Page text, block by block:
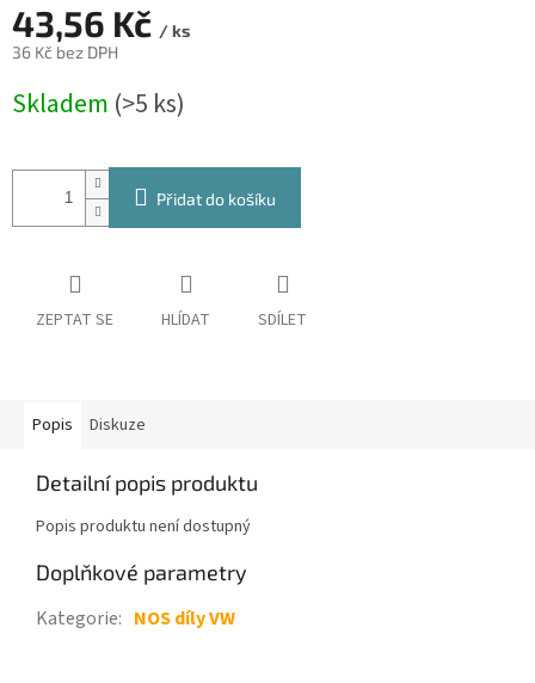
43,56 Kč / ks
36 Kč bez DPH
cena:
Skladem (>5 ks)
Přidat do košíku
ZEPTAT SE HLÍDAT SDÍLET
Popis Diskuze
Detailní popis produktu
Popis produktu není dostupný
Doplňkové parametry
Kategorie: NOS díly VW